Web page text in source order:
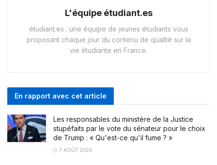
L'équipe étudiant.es
étudiant.es : une équipe de jeunes étudiants vous
proposant chaque jour du contenu de qualité sur la
vie étudiante en France.
En rapport avec cet article
Les responsables du ministère de la Justice
stupéfaits par le vote du sénateur pour le choix
de Trump : « Qu'est-ce qu'il fume ? »
7 AOÛT 2026